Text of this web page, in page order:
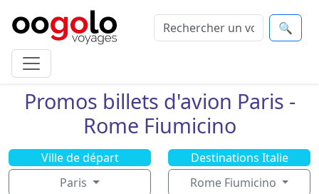
🔍
Promos billets d'avion Paris -
Rome Fiumicino
Ville de départ
Paris
Destinations Italie
Rome Fiumicino